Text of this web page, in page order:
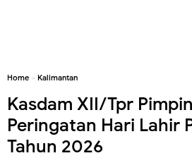
Home » Kalimantan
Kasdam XII/Tpr
Peringatan Hari Lahir
Tahun 2026